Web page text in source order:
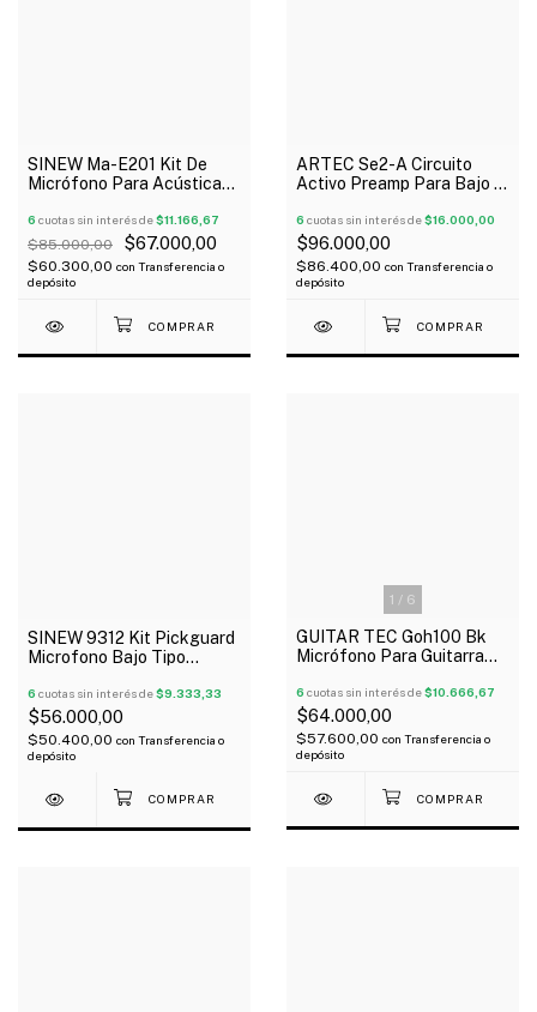
SINEW Ma-E201 Kit De
Micrófono Para Acústica
Oferta!
6 cuotas sin interés de$11.166,67
$85.000,00 $67.000,00
$60.300,00 con Transferencia o
depósito
ARTEC Se2-A Circuito
Activo Preamp Para Bajo 3
6 cuotas sin interés de$16.000,00
$96.000,00
$86.400,00 con Transferencia o
depósito
SINEW 9312 Kit Pickguard
Microfono Bajo Tipo
6 cuotas sin interés de$9.333,33
$56.000,00
$50.400,00 con Transferencia o
depósito
1 / 6
GUITAR TEC Goh100 Bk
Micrófono Para Guitarra
6 cuotas sin interés de$10.666,67
$64.000,00
$57.600,00 con Transferencia o
depósito